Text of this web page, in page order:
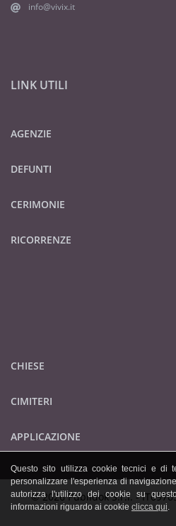
info@vivix.it
LINK UTILI
AGENZIE
DEFUNTI
CERIMONIE
RICORRENZE
CHIESE
CIMITERI
APPLICAZIONE
© 2026 Publidok S.r.l. -
Questo sito utilizza cookie tecnici e di
personalizzare l'esperienza di
autorizza l'utilizzo dei cookie su
informazioni riguardo ai cookie clicca qui.